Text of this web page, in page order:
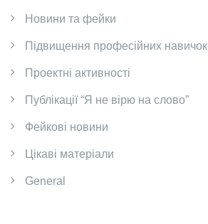
Новини та фейки
Підвищення професійних навичок
Проектні активності
Публікації “Я не вірю на слово”
Фейкові новини
Цікаві матеріали
General